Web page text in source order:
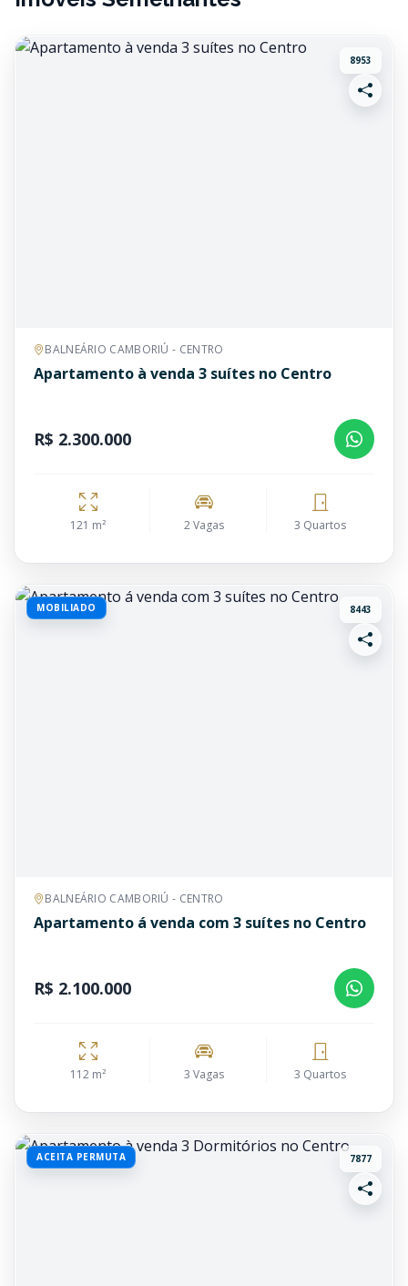
8953
BALNEÁRIO CAMBORIÚ - CENTRO
Apartamento à venda 3 suítes no Centro
R$ 2.300.000
121 m² 2 Vagas 3 Quartos
MOBILIADO 8443
BALNEÁRIO CAMBORIÚ - CENTRO
Apartamento á venda com 3 suítes no Centro
R$ 2.100.000
112 m² 3 Vagas 3 Quartos
ACEITA PERMUTA 7877